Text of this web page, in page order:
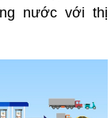
nước với thị